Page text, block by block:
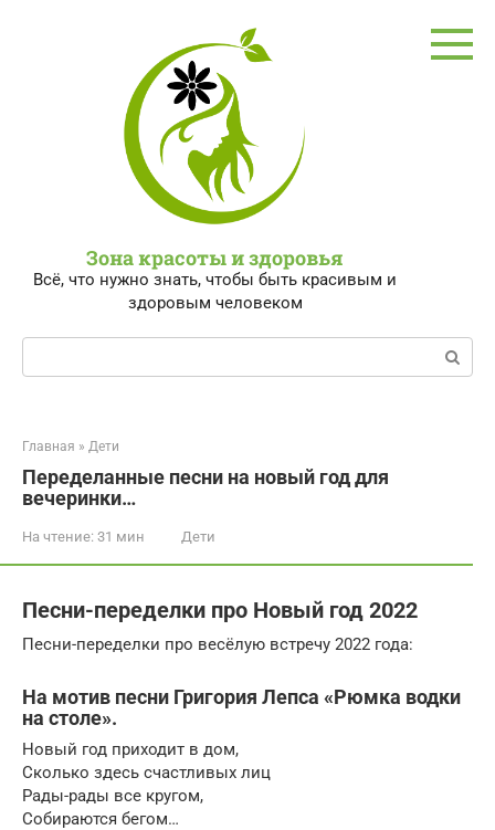
Зона красоты и здоровья
Всё, что нужно знать, чтобы быть красивым и
здоровым человеком
Поиск:
Главная » Дети
Переделанные песни на новый год для
вечеринки…
На чтение: 31 мин Дети
Песни-переделки про Новый год 2022
Песни-переделки про весёлую встречу 2022 года:
На мотив песни Григория Лепса «Рюмка водки
на столе».
Новый год приходит в дом,
Сколько здесь счастливых лиц
Рады-рады все кругом,
Собираются бегом…